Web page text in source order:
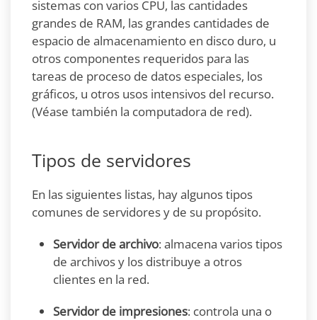
sistemas con varios CPU, las cantidades
grandes de RAM, las grandes cantidades de
espacio de almacenamiento en disco duro, u
otros componentes requeridos para las
tareas de proceso de datos especiales, los
gráficos, u otros usos intensivos del recurso.
(Véase también la computadora de red).
Tipos de servidores
En las siguientes listas, hay algunos tipos
comunes de servidores y de su propósito.
Servidor de archivo: almacena varios tipos
de archivos y los distribuye a otros
clientes en la red.
Servidor de impresiones: controla una o